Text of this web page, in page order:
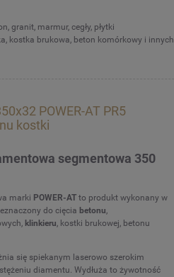
granit, marmur, cegły, płytki
kostka brukowa, beton komórkowy i innych
POWER-AT PR5
kostki
segmentowa 350
marki POWER-ATto produkt wykonany w
do cięcia betonu,
klinkieru, kostki brukowej, betonu
się spiekanym laserowo szerokim
diamentu. Wydłuża to żywotność